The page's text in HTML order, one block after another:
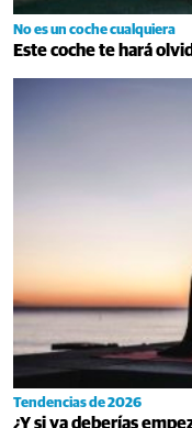
No es un coche cualquiera
Este coche te hará
Tendencias de 2026
¿Y si ya deberías